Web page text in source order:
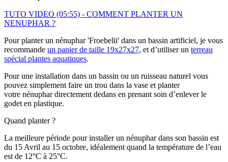
TUTO VIDEO (05:55) - COMMENT PLANTER UN
NENUPHAR ?
Pour planter un nénuphar 'Froebelii' dans un bassin artificiel, je vous
recommande un panier de taille 19x27x27, et d’utiliser un terreau
spécial plantes aquatiques.
Pour une installation dans un bassin ou un ruisseau naturel vous
pouvez simplement faire un trou dans la vase et planter
votre nénuphar directement dedans en prenant soin d’enlever le
godet en plastique.
Quand planter ?
La meilleure période pour installer un nénuphar dans son bassin est
du 15 Avril au 15 octobre, idéalement quand la température de l’eau
est de 12°C à 25°C.